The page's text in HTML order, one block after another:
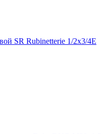
SR Rubinetterie 1/2х3/4Е